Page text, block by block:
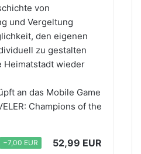
von
und Vergeltung
den eigenen
zu gestalten
Heimatstadt wieder
an das Mobile Game
Champions of the
−7,00 EUR 52,99 EUR